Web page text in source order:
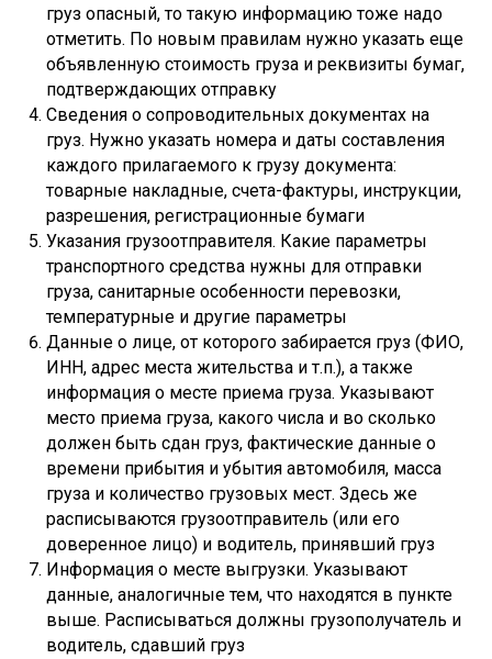
груз опасный, то такую информацию тоже надо
отметить. По новым правилам нужно указать еще
объявленную стоимость груза и реквизиты бумаг,
подтверждающих отправку
Сведения о сопроводительных документах на
груз. Нужно указать номера и даты составления
каждого прилагаемого к грузу документа:
товарные накладные, счета-фактуры, инструкции,
разрешения, регистрационные бумаги
Указания грузоотправителя. Какие параметры
транспортного средства нужны для отправки
груза, санитарные особенности перевозки,
температурные и другие параметры
Данные о лице, от которого забирается груз (ФИО,
ИНН, адрес места жительства и т.п.), а также
информация о месте приема груза. Указывают
место приема груза, какого числа и во сколько
должен быть сдан груз, фактические данные о
времени прибытия и убытия автомобиля, масса
груза и количество грузовых мест. Здесь же
расписываются грузоотправитель (или его
доверенное лицо) и водитель, принявший груз
Информация о месте выгрузки. Указывают
данные, аналогичные тем, что находятся в пункте
выше. Расписываться должны грузополучатель и
водитель, сдавший груз